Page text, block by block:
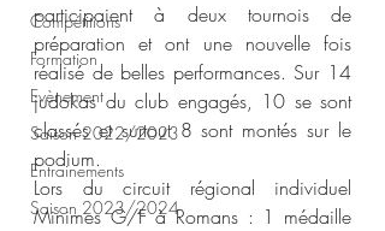
Compétitions
Formation
Evènement
Saison 2022/2023
Entrainements
Saison 2023/2024
participaient à deux tournois de
préparation et ont une nouvelle fois
réalisé de belles performances. Sur 14
judokas du club engagés, 10 se sont
classés et surtout 8 sont montés sur le
podium.
Lors du circuit régional individuel
Minimes G/F à Romans : 1 médaille